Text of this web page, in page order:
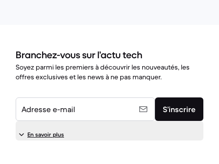
Branchez-vous sur l’actu tech
Soyez parmi les premiers à découvrir les nouveautés, les
offres exclusives et les news à ne pas manquer.
Adresse e-mail S’inscrire
En savoir plus